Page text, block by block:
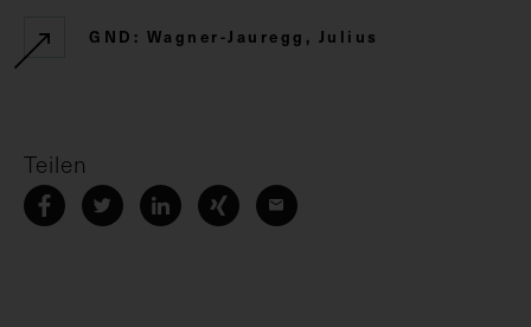
GND: Wagner-Jauregg, Julius
Teilen